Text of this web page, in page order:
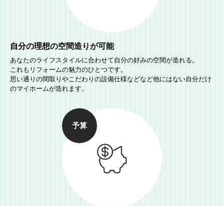
自分の理想の空間造りが可能
あなたのライフスタイルに合わせて自分の好みの空間が造れる。
これもリフォームの魅力のひとつです。
思い通りの間取りやこだわりの設備仕様などなど他にはない自分だけ
のマイホームが造れます。
予算